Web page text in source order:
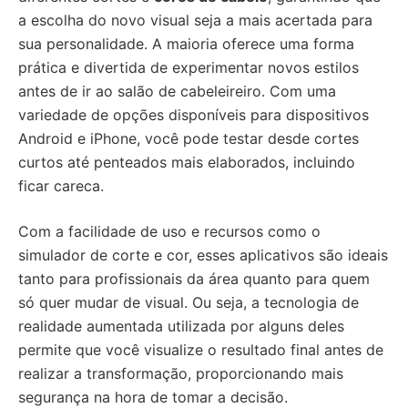
a escolha do novo visual seja a mais acertada para
sua personalidade. A maioria oferece uma forma
prática e divertida de experimentar novos estilos
antes de ir ao salão de cabeleireiro. Com uma
variedade de opções disponíveis para dispositivos
Android e iPhone, você pode testar desde cortes
curtos até penteados mais elaborados, incluindo
ficar careca.
Com a facilidade de uso e recursos como o
simulador de corte e cor, esses aplicativos são ideais
tanto para profissionais da área quanto para quem
só quer mudar de visual. Ou seja, a tecnologia de
realidade aumentada utilizada por alguns deles
permite que você visualize o resultado final antes de
realizar a transformação, proporcionando mais
segurança na hora de tomar a decisão.